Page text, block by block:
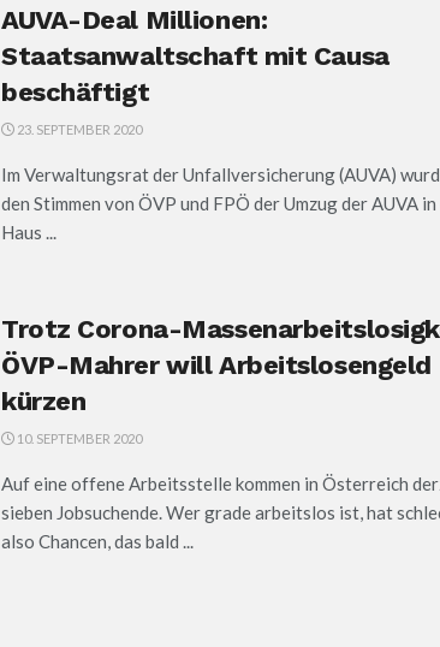
AUVA-Deal Millionen:
Staatsanwaltschaft mit Causa
beschäftigt
23. SEPTEMBER 2020
Im Verwaltungsrat der Unfallversicherung (AUVA)
den Stimmen von ÖVP und FPÖ der Umzug der AUVA in
Haus ...
Trotz Corona-
ÖVP-Mahrer will Arbeitslosengeld
kürzen
10. SEPTEMBER 2020
Auf eine offene Arbeitsstelle kommen in Österreich
sieben Jobsuchende. Wer grade arbeitslos ist, hat
also Chancen, das bald ...